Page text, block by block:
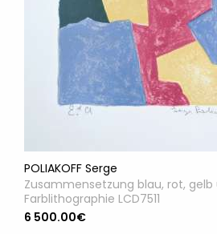
POLIAKOFF Serge
Zusammensetzung blau, rot, gelb
Farblithographie LCD7511
6 500.00€